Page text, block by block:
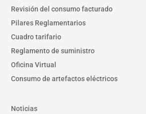
Revisión del consumo facturado
Pilares Reglamentarios
Cuadro tarifario
Reglamento de suministro
Oficina Virtual
Consumo de artefactos eléctricos
Noticias